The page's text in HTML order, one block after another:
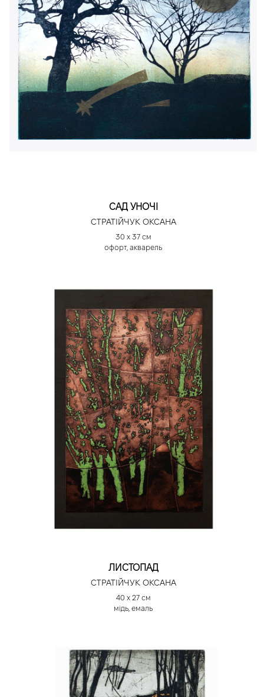
САД УНОЧІ
СТРАТІЙЧУК ОКСАНА
30 х 37 см
офорт, акварель
ЛИСТОПАД
СТРАТІЙЧУК ОКСАНА
40 х 27 см
мідь, емаль